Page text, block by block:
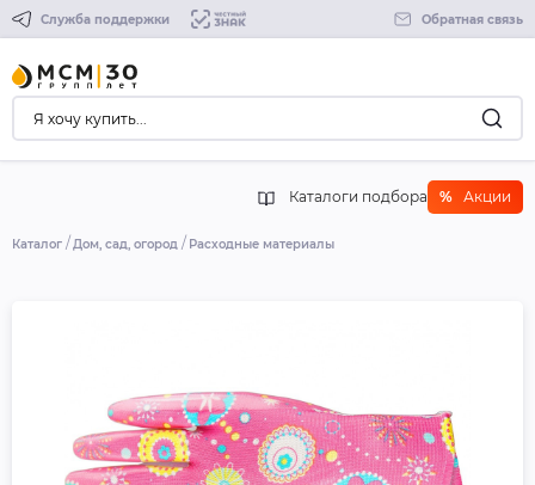
Служба поддержки Обратная связь
Каталоги подбора % Акции
Каталог Дом, сад, огород Расходные материалы